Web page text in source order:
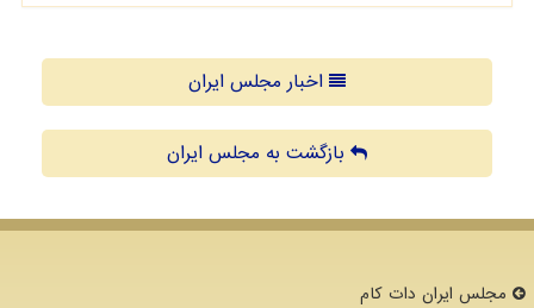
اخبار مجلس ایران
بازگشت به مجلس ایران
مجلس ایران دات كام